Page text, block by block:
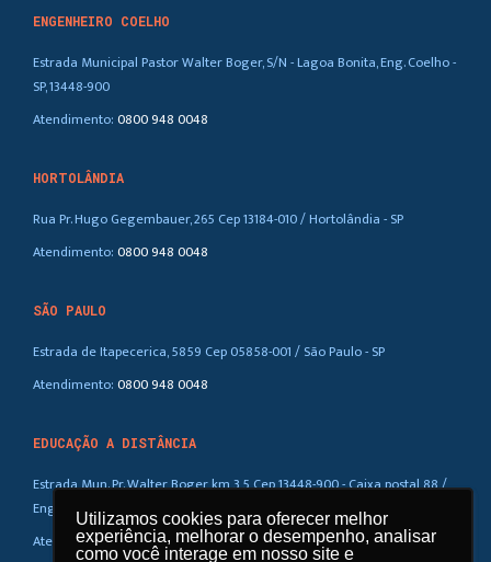
Utilizamos cookies para oferecer melhor
experiência, melhorar o desempenho, analisar
como você interage em nosso site e
Utilizamos cookies para oferecer melhor
experiência, melhorar o desempenho, analisar
como você interage em nosso site e
ENGENHEIRO COELHO
Estrada Municipal Pastor Walter Boger, S/N - Lagoa Bonita, Eng. Coelho -
SP, 13448-900
Atendimento:0800 948 0048
HORTOLÂNDIA
Rua Pr. Hugo Gegembauer, 265 Cep 13184-010 / Hortolândia - SP
Atendimento:0800 948 0048
SÃO PAULO
Estrada de Itapecerica, 5859 Cep 05858-001 / São Paulo - SP
Atendimento:0800 948 0048
EDUCAÇÃO A DISTÂNCIA
Estrada Mun. Pr. Walter Boger, km 3,5 Cep 13448-900 - Caixa postal 88 /
Eng. Coelho – SP
Atendimento:0800 948 0048